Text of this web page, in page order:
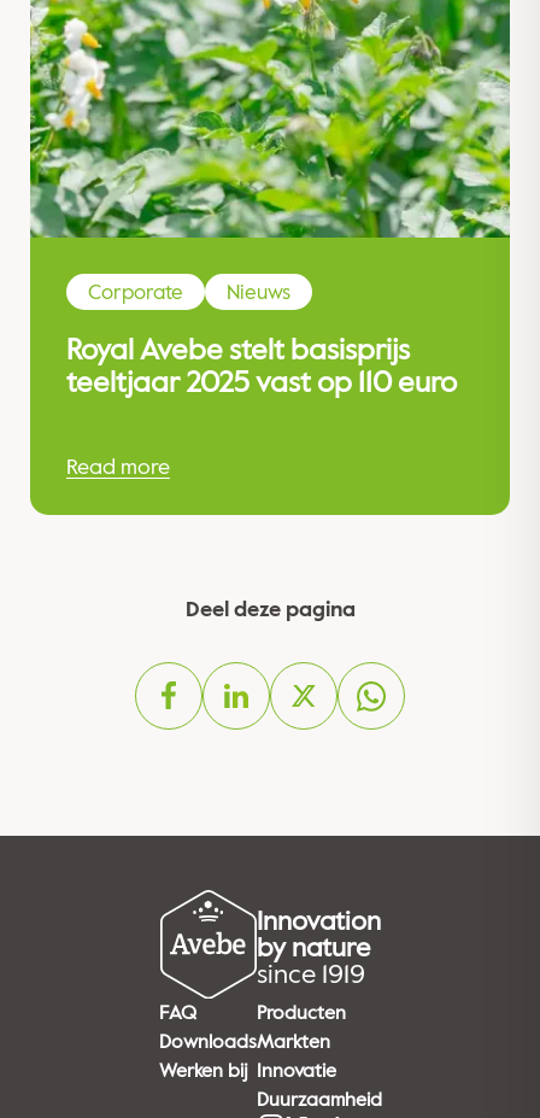
Corporate Nieuws
Royal Avebe stelt basisprijs
teeltjaar 2025 vast op 110 euro
Read more
Deel deze pagina
Innovation
by nature
since 1919
FAQ
Downloads
Werken bij
Producten
Markten
Innovatie
Duurzaamheid